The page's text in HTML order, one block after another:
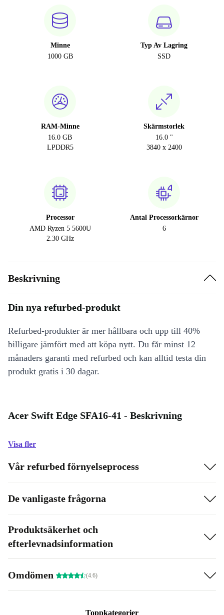
Minne
1000 GB
Typ Av Lagring
SSD
RAM-Minne
16.0 GB
LPDDR5
Skärmstorlek
16.0 "
3840 x 2400
Processor
AMD Ryzen 5 5600U
2.30 GHz
Antal Processorkärnor
6
Beskrivning
Din nya refurbed-produkt
Refurbed-produkter är mer hållbara och upp till 40%
billigare jämfört med att köpa nytt. Du får minst 12
månaders garanti med refurbed och kan alltid testa din
produkt gratis i 30 dagar.
Acer Swift Edge SFA16-41 - Beskrivning
Visa fler
Vår refurbed förnyelseprocess
De vanligaste frågorna
Produktsäkerhet och
efterlevnadsinformation
Omdömen (4.6)
Toppkategorier